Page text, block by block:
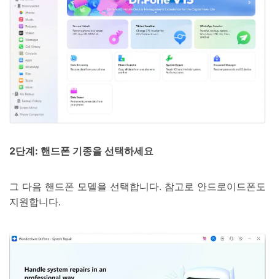
2단계: 핸드폰 기종을 선택하세요
그 다음 핸드폰 모델을 선택합니다. 참고로 안드로이드폰도
지원합니다.